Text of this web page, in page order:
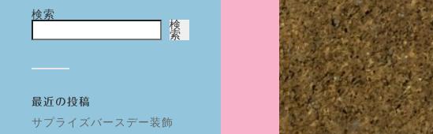
検索
検
索
最近の投稿
サプライズバースデー装飾